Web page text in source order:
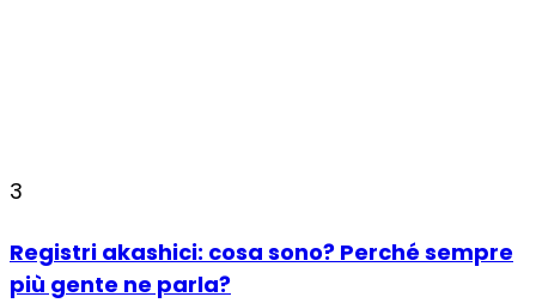
3
Registri akashici: cosa sono? Perché sempre
più gente ne parla?